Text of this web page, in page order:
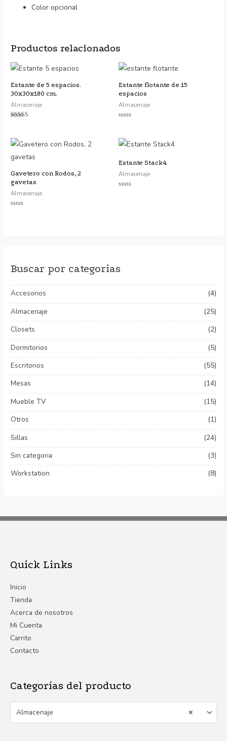
Buscar por categorias
Accesorios
(4)
Almacenaje
(25)
Closets
(2)
Dormitorios
(5)
Escritorios
(55)
Mesas
(14)
Mueble TV
(15)
Otros
(1)
Sillas
(24)
Sin categoria
(3)
Workstation
(8)
Color opcional
Productos relacionados
Estante de 5 espacios.
30x30x180 cm.
Almacenaje
Estante flotante de 15
espacios
Almacenaje
de
5
Gavetero con Rodos, 2
gavetas
Almacenaje
Estante Stack4
Almacenaje
Quick Links
Inicio
Tienda
Acerca de nosotros
Mi Cuenta
Carrito
Contacto
Categorías del producto
×
Almacenaje